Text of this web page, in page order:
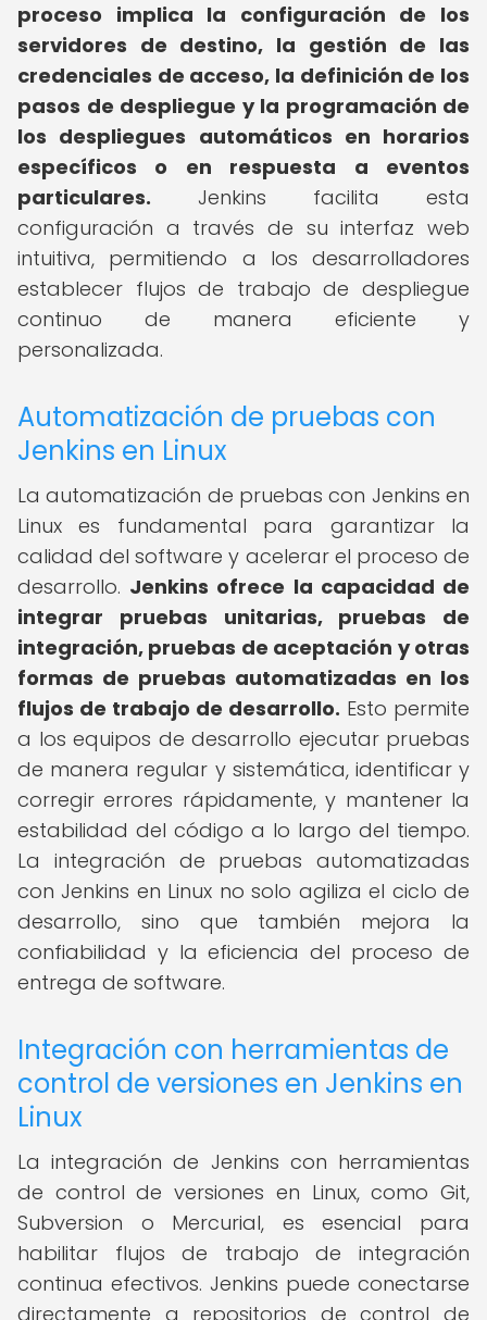
proceso implica la configuración de los
servidores de destino, la gestión de las
credenciales de acceso, la definición de los
pasos de despliegue y la programación de
los despliegues automáticos en horarios
específicos o en respuesta a eventos
particulares. Jenkins facilita esta
configuración a través de su interfaz web
intuitiva, permitiendo a los desarrolladores
establecer flujos de trabajo de despliegue
continuo de manera eficiente y
personalizada.
Automatización de pruebas con
Jenkins en Linux
La automatización de pruebas con Jenkins en
Linux es fundamental para garantizar la
calidad del software y acelerar el proceso de
desarrollo. Jenkins ofrece la capacidad de
integrar pruebas unitarias, pruebas de
integración, pruebas de aceptación y otras
formas de pruebas automatizadas en los
flujos de trabajo de desarrollo. Esto permite
a los equipos de desarrollo ejecutar pruebas
de manera regular y sistemática, identificar y
corregir errores rápidamente, y mantener la
estabilidad del código a lo largo del tiempo.
La integración de pruebas automatizadas
con Jenkins en Linux no solo agiliza el ciclo de
desarrollo, sino que también mejora la
confiabilidad y la eficiencia del proceso de
entrega de software.
Integración con herramientas de
control de versiones en Jenkins en
Linux
La integración de Jenkins con herramientas
de control de versiones en Linux, como Git,
Subversion o Mercurial, es esencial para
habilitar flujos de trabajo de integración
continua efectivos. Jenkins puede conectarse
directamente a repositorios de control de